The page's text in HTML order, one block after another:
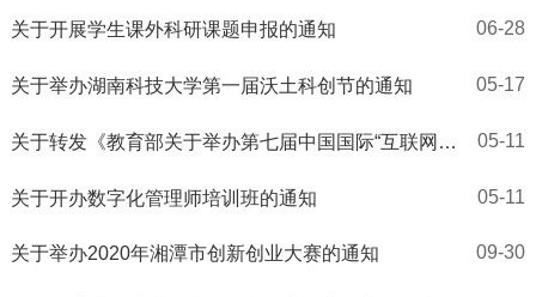
关于开展学生课外科研课题申报的通知 06-28
关于举办湖南科技大学第一届沃土科创节的通知 05-17
关于转发《教育部关于举办第七届中国国际“互联网+”
05-11
关于开办数字化管理师培训班的通知 05-11
关于举办2020年湘潭市创新创业大赛的通知 09-30